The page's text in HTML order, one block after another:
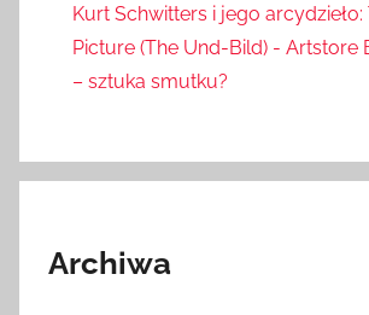
Kurt Schwitters i jego
Picture (The Und-Bild) - Artstore
– sztuka smutku?
Archiwa